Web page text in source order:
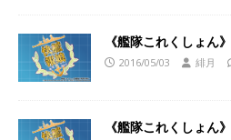
《艦隊これくしょん
2016/05/03 緋月
《艦隊これくしょん